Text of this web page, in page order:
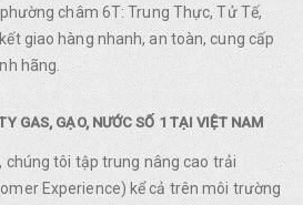
châm 6T: Trung Thực, Tử Tế,
giao hàng nhanh, an toàn, cung cấp
hãng.
GAS, GẠO, NƯỚC SỐ 1 TẠI VIỆT NAM
tôi tập trung nâng cao trải
Experience) kể cả trên môi trường